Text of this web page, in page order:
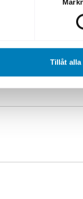
Tillåt alla